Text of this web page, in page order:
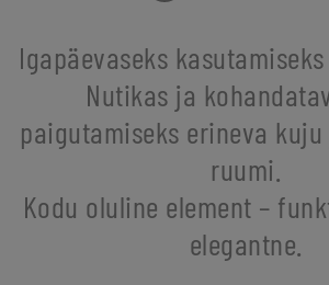
Igapäevaseks
Nutikas ja
paigutamiseks erineva
ruumi.
Kodu oluline element –
elegantne.